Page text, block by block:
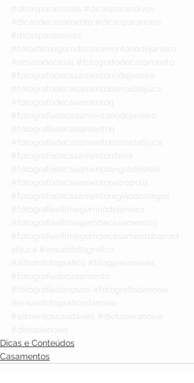
#dicasdecasamento
#fotoefilmagemdecasamentoriodejaneiro
#fotografodecasamento
#fotografodecasamentoriodejaneiro
#fotografodecasamentobarradatijuca
#fotografodecasamentorj
#fotografiadecasamentoriodejaneiro
#fotografiadecasamentorj
#fotografiadecasamentobarradatijuca
#fotografodecasamentoniteroi
#fotografodecasamentoangradosreis
#fotografodecasamentopetropolis
#fotografodecasamentoregiãodoslagos
#fotografiaefilmagemriodejaneiro
#fotografiaefilmagemdecasamentorj
#fotografiaefilmagemdecasamentobarrad
#ensaiofotográfico
#álbumfotográfico
#fotografiadecasamento
#fotografiadenoivos
#fotografiadenoiva
#ensaiofotograficodanoiva
#alimentossaudáveis
Dicas e Conteúdos
Casamentos